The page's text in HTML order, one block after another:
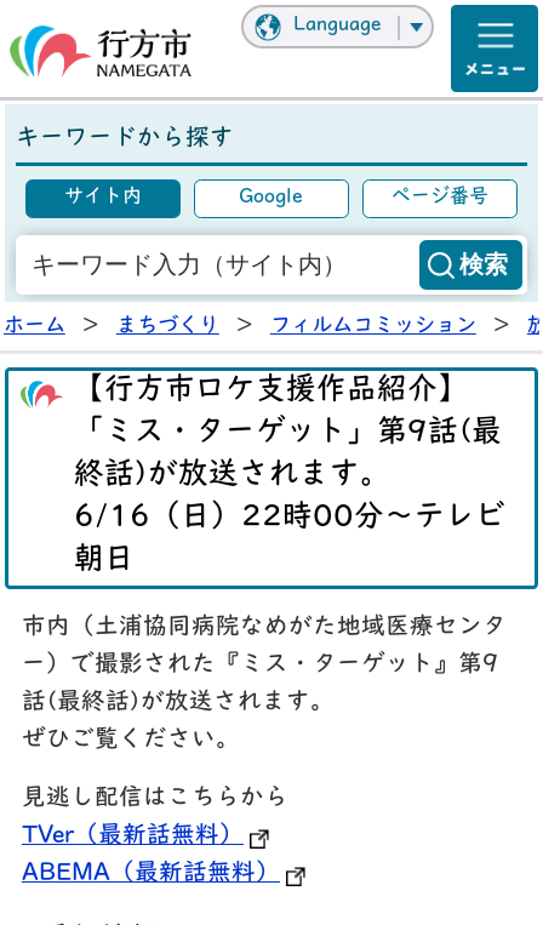
Language
キーワードから探す
サイト内 Google ページ番号
ホーム > まちづくり > フィルムコミッション >
【行方市ロケ支援作品紹介】
「ミス・ターゲット」第9話(最
終話)が放送されます。
6/16（日）22時00分～テレビ
朝日
市内（土浦協同病院なめがた地域医療センタ
ー）で撮影された『ミス・ターゲット』第9
話(最終話)が放送されます。
ぜひご覧ください。
見逃し配信はこちらから
TVer（最新話無料）
ABEMA（最新話無料）